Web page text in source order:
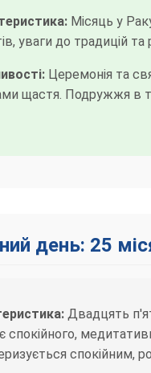
Місяць у
уваги до традицій
Церемонія та
щастя. Подружжя в
день: 25
Двадцять
спокійного,
спокійним,